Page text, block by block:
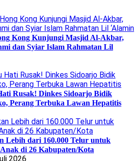
Kong Kunjungi Masjid Al-Akbar,
dan Syiar Islam Rahmatan Lil
Rusak! Dinkes Sidoarjo Bidik
Perang Terbuka Lawan Hepatitis
Lebih dari 160.000 Telur untuk
di 26 Kabupaten/Kota
2026